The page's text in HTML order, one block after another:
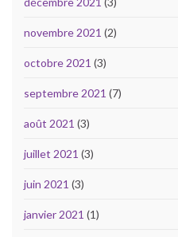
novembre 2021 (2)
octobre 2021 (3)
septembre 2021 (7)
août 2021 (3)
juillet 2021 (3)
juin 2021 (3)
janvier 2021 (1)